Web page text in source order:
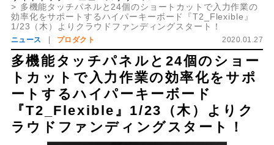
多機能タッチパネルと24個のショートカットで入力作業の
効率化をサポートするハイパーキーボード『T2_Flexible』
1/23（木）よりクラウドファンディングスタート！
ニュース プロダクト 2020.01.27
多機能タッチパネルと24個のショー
トカットで入力作業の効率化をサポ
ートするハイパーキーボード
『T2_Flexible』1/23（木）よりク
ラウドファンディングスタート！